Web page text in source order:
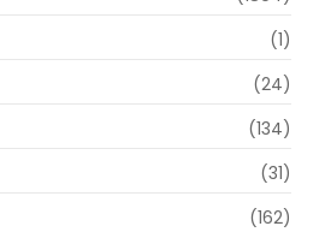
(1)
(24)
(134)
(31)
(162)